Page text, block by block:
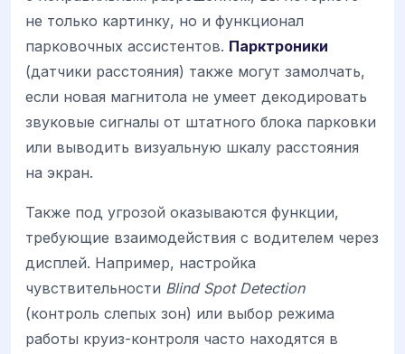
не только картинку, но и функционал
парковочных ассистентов. Парктроники
(датчики расстояния) также могут замолчать,
если новая магнитола не умеет декодировать
звуковые сигналы от штатного блока парковки
или выводить визуальную шкалу расстояния
на экран.
Также под угрозой оказываются функции,
требующие взаимодействия с водителем через
дисплей. Например, настройка
чувствительности Blind Spot Detection
(контроль слепых зон) или выбор режима
работы круиз-контроля часто находятся в